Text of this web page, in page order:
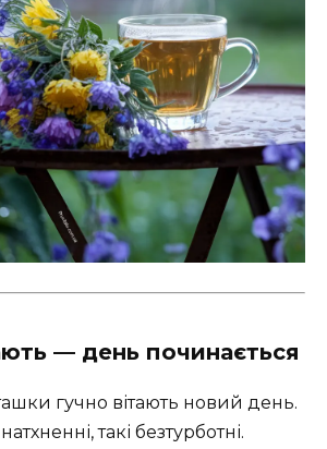
— день починається
гучно вітають новий день.
такі безтурботні.